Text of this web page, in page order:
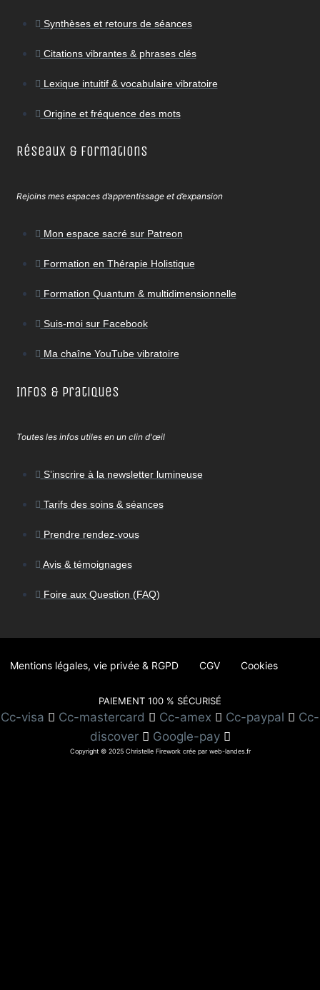
Synthèses et retours de séances
Citations vibrantes & phrases clés
Lexique intuitif & vocabulaire vibratoire
Origine et fréquence des mots
Réseaux & Formations
Rejoins mes espaces d’apprentissage et d’expansion
Mon espace sacré sur Patreon
Formation en Thérapie Holistique
Formation Quantum & multidimensionnelle
Suis-moi sur Facebook
Ma chaîne YouTube vibratoire
Infos & Pratiques
Toutes les infos utiles en un clin d'œil
S’inscrire à la newsletter lumineuse
Tarifs des soins & séances
Prendre rendez-vous
Avis & témoignages
Foire aux Question (FAQ)
Mentions légales, vie privée & RGPD CGV Cookies
PAIEMENT 100 % SÉCURISÉ
Cc-visa Cc-mastercard Cc-amex Cc-paypal
Cc-
discover
Google-pay
Copyright © 2025 Christelle Firework crée par web-landes.fr